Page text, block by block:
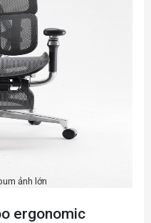
ảnh lớn
ergonomic